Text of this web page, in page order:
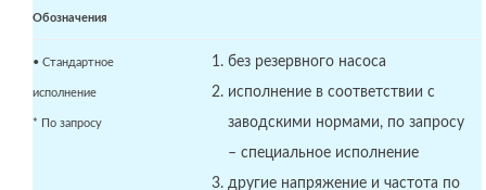
Обозначения
• Стандартное
исполнение
* По запросу
без резервного насоса
исполнение в соответствии с
заводскими нормами, по запросу
– специальное исполнение
другие напряжение и частота по